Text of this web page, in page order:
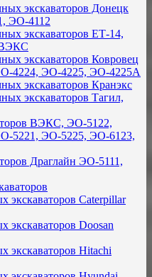
экскаваторов Донецк
ЭО-4112
экскаваторов ЕТ-14,
экскаваторов Ковровец
4224, ЭО-4225, ЭО-4225А
экскаваторов Кранэкс
экскаваторов Тагил,
ВЭКС, ЭО-5122,
5221, ЭО-5225, ЭО-6123,
Драглайн ЭО-5111,
экскаваторов Caterpillar
экскаваторов Doosan
экскаваторов Hitachi